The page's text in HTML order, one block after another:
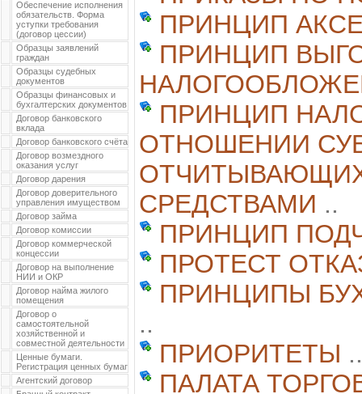
Обеспечение исполнения
обязательств. Форма
уступки требования
(договор цессии)
Образцы заявлений
граждан
Образцы судебных
документов
Образцы финансовых и
бухгалтерских документов
Договор банковского
вклада
Договор банковского счёта
Договор возмездного
оказания услуг
Договор дарения
Договор доверительного
управления имуществом
Договор займа
Договор комиссии
Договор коммерческой
концессии
Договор на выполнение
НИИ и ОКР
Договор найма жилого
помещения
Договор о
самостоятельной
хозяйственной и
совместной деятельности
Ценные бумаги.
Регистрация ценных бумаг
Агентский договор
ПРИНЦИП
ПРИНЦИП
ПРИНЦИП
ОТНОШЕНИИ
СРЕДСТВАМИ ..
ПРИНЦИП
ПРОТЕСТ
ПРИНЦИПЫ
..
ПРИОРИТЕТЫ ..
ПАЛАТА